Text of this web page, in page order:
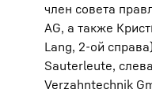
член совета
AG, а также
Lang, 2-ой
Sauterleute,
Verzahntechnik